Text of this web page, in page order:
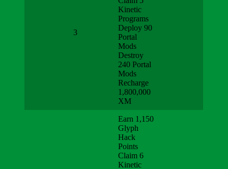
3
Kinetic
Programs
Deploy 90
Portal
Mods
Destroy
240 Portal
Mods
Recharge
1,800,000
XM
Earn 1,150
Glyph
Hack
Points
Claim 6
Kinetic